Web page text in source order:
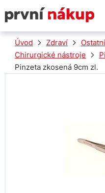
Úvod Zdraví
Chirurgické nástroje
Pinzeta zkosená 9cm zl.